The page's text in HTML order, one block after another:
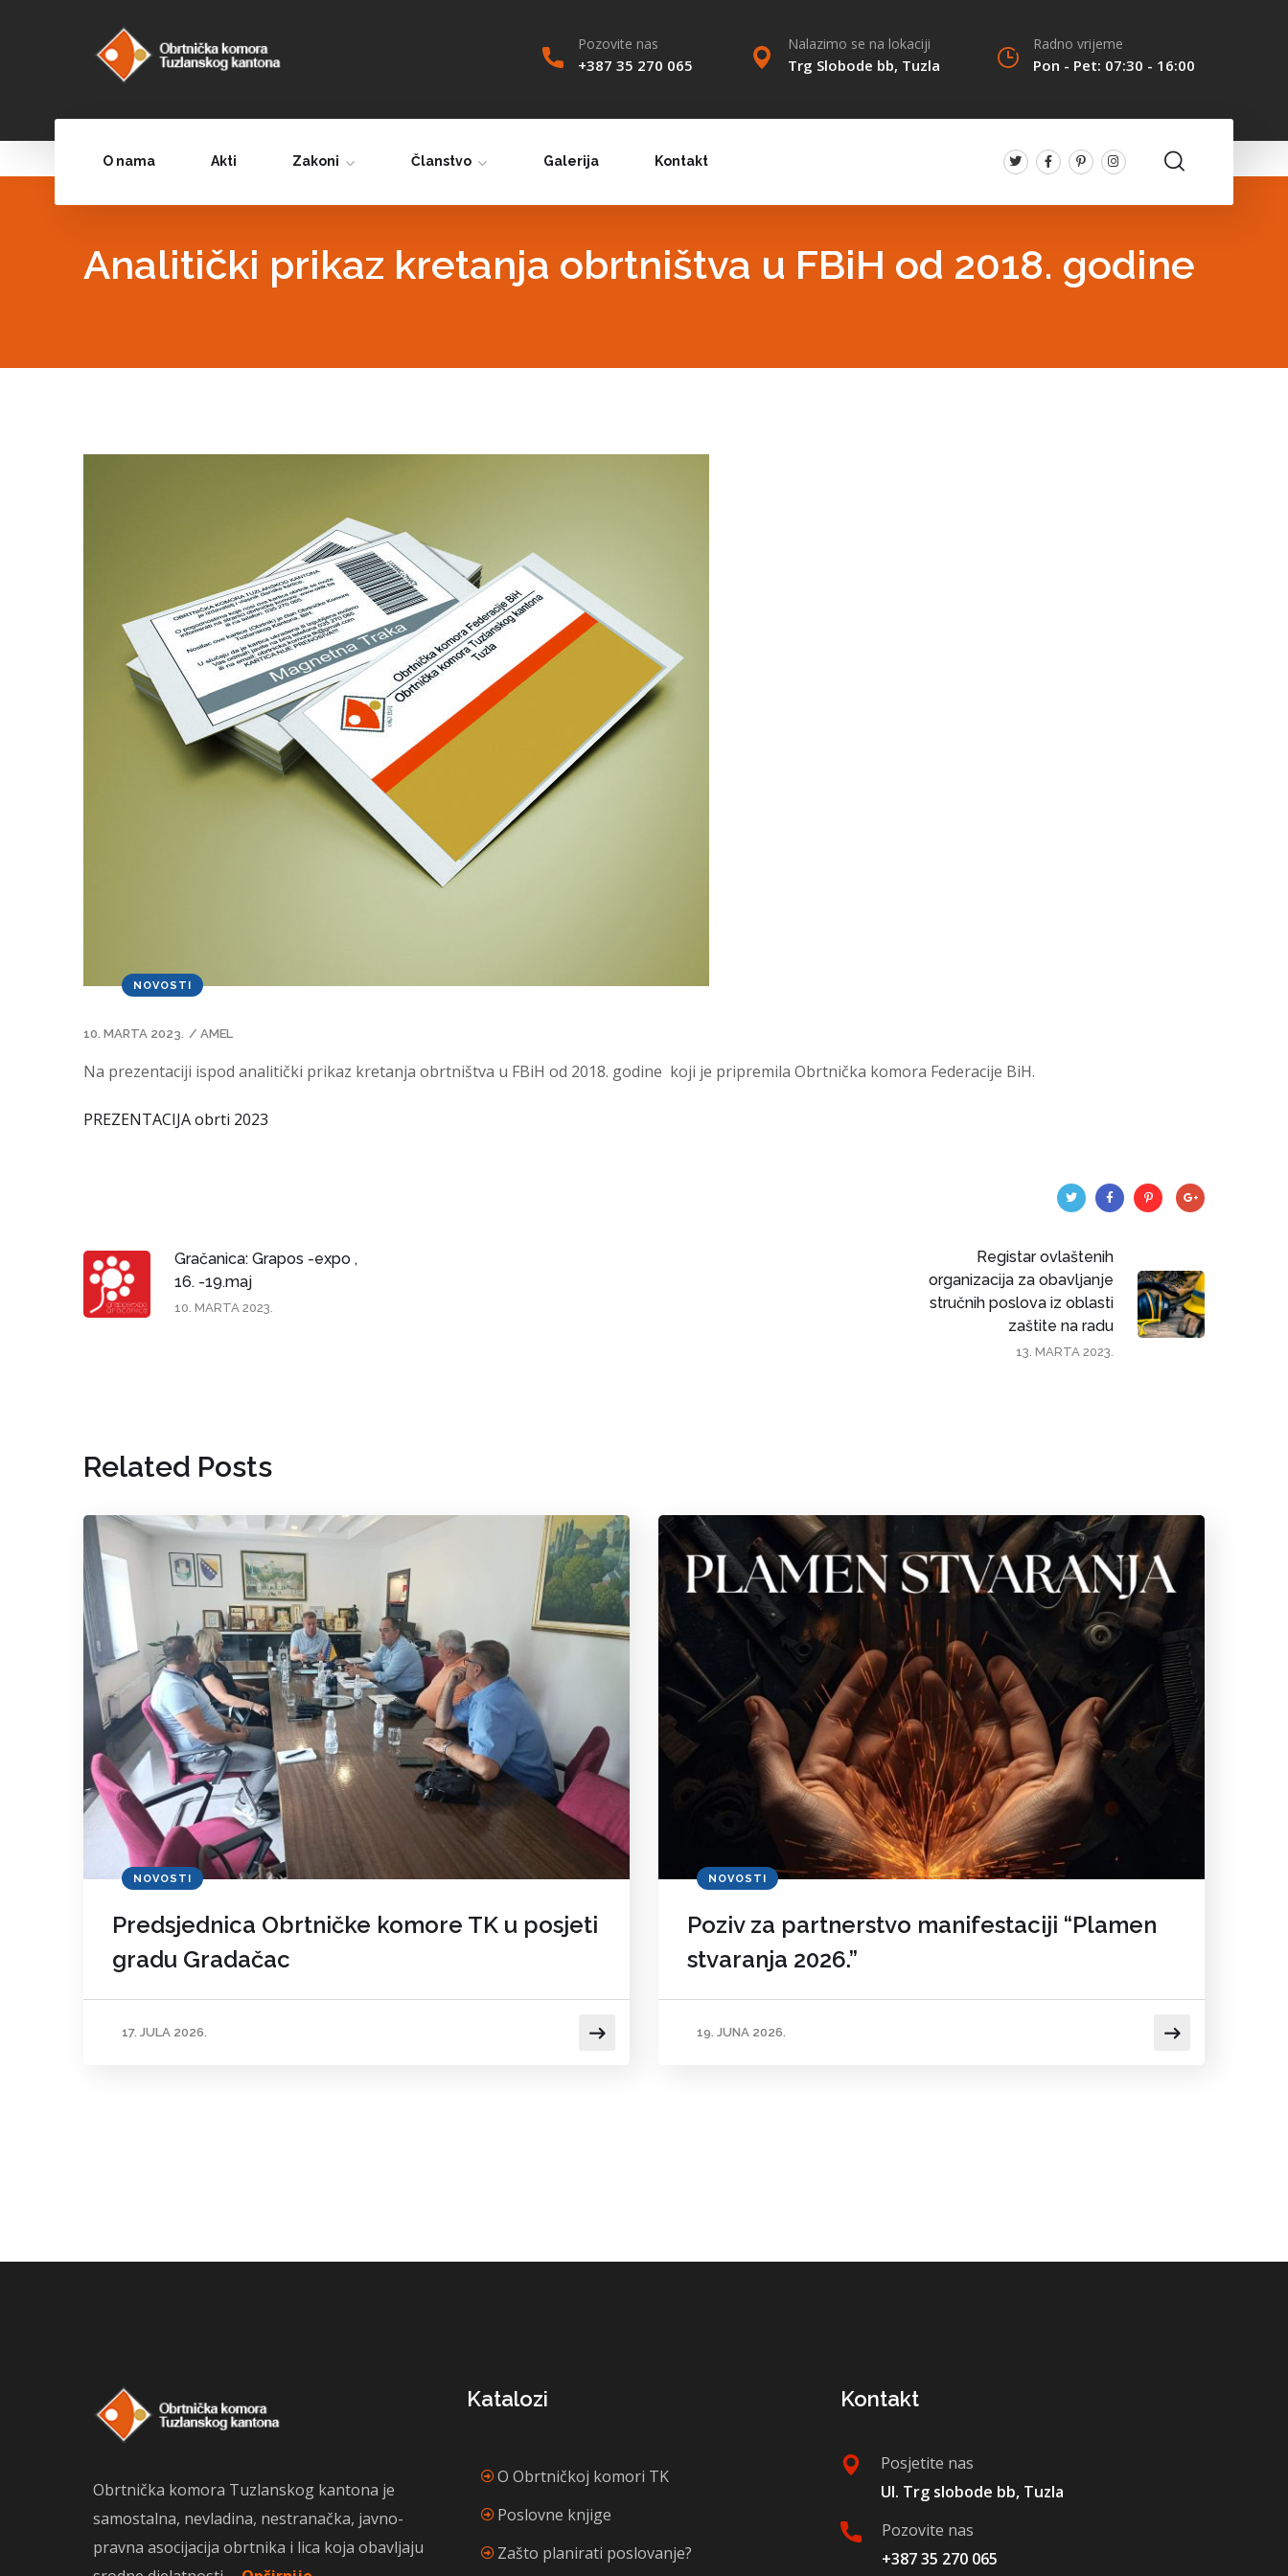
Pozovite nas
+387 35 270 065
Nalazimo se na lokaciji
Trg Slobode bb, Tuzla
Radno vrijeme
Pon - Pet: 07:30 - 16:00
O nama Akti Zakoni Članstvo Galerija Kontakt
Analitički prikaz kretanja obrtništva u FBiH od 2018. godine
NOVOSTI
10. MARTA 2023. / AMEL
Na prezentaciji ispod analitički prikaz kretanja obrtništva u FBiH od 2018. godine koji je pripremila Obrtnička komora Federacije BiH.
PREZENTACIJA obrti 2023
Gračanica: Grapos -expo ,
16. -19.maj
10. MARTA 2023.
Registar ovlaštenih
organizacija za obavljanje
stručnih poslova iz oblasti
zaštite na radu
13. MARTA 2023.
Related Posts
NOVOSTI
Predsjednica Obrtničke komore TK u posjeti
gradu Gradačac
17. JULA 2026.
NOVOSTI
Poziv za partnerstvo manifestaciji “Plamen
stvaranja 2026.”
19. JUNA 2026.
Obrtnička komora Tuzlanskog kantona je
samostalna, nevladina, nestranačka, javno-
pravna asocijacija obrtnika i lica koja obavljaju
Katalozi
O Obrtničkoj komori TK
Poslovne knjige
Zašto planirati poslovanje?
Kontakt
Posjetite nas
Ul. Trg slobode bb, Tuzla
Pozovite nas
+387 35 270 065